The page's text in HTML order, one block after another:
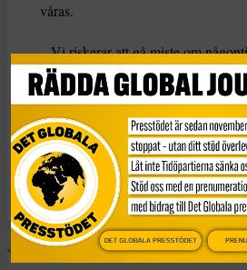
våras.
– Vi riskerar att gå miste om
drar stor nytta av, innan vi ens
säger Kyra St Pierre till The
KATEGORI
Nyheter
DET GLOBALA PRESSTÖDET